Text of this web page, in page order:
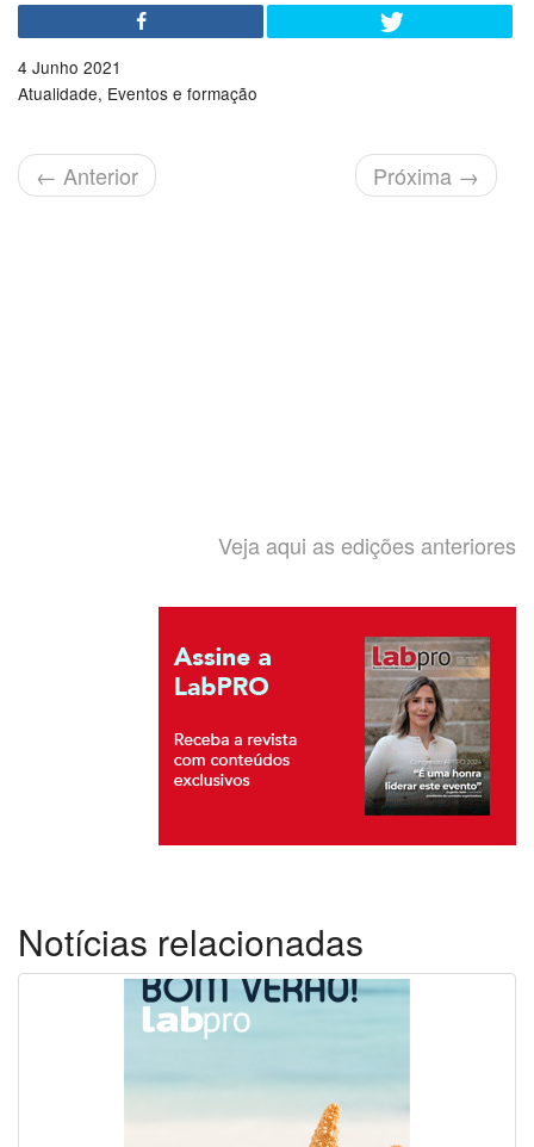
4 Junho 2021
Atualidade Eventos e formação
← Anterior Próxima →
Veja aqui as edições anteriores
Notícias relacionadas